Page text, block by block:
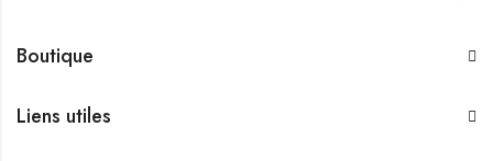
Boutique
Liens utiles